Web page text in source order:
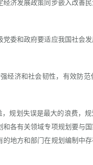
发展政策同步嵌入改善
和政府要适应我国社会
济和社会韧性，有效防范
划失误是最大的浪费，
各有关领域专项规划要与
地方和部门在规划编制中